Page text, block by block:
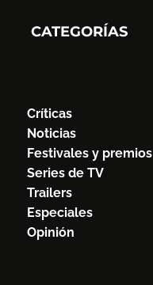
CATEGORÍAS
Críticas
Noticias
Festivales y premios
Series de TV
Trailers
Especiales
Opinión